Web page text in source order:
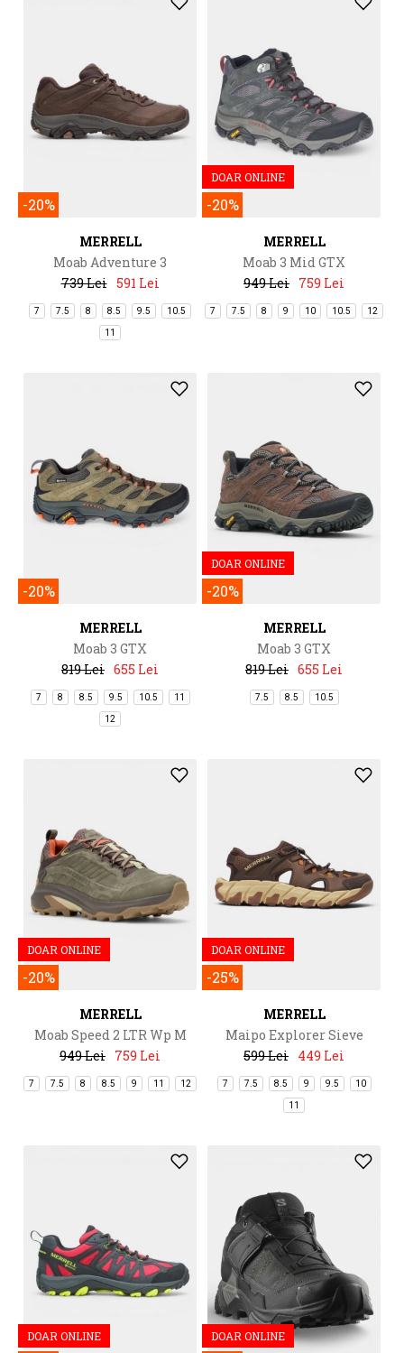
-20%
MERRELL
Moab Adventure 3
739 Lei 591 Lei
7 7.5 8 8.5 9.5 10.5
11
DOAR ONLINE
-20%
MERRELL
Moab 3 Mid GTX
949 Lei 759 Lei
7 7.5 8 9 10 10.5 12
-20%
MERRELL
Moab 3 GTX
819 Lei 655 Lei
7 8 8.5 9.5 10.5 11
12
DOAR ONLINE
-20%
MERRELL
Moab 3 GTX
819 Lei 655 Lei
7.5 8.5 10.5
DOAR ONLINE
-20%
MERRELL
Moab Speed 2 LTR Wp M
949 Lei 759 Lei
7 7.5 8 8.5 9 11 12
DOAR ONLINE
-25%
MERRELL
Maipo Explorer Sieve
599 Lei 449 Lei
7 7.5 8.5 9 9.5 10
11
DOAR ONLINE DOAR ONLINE